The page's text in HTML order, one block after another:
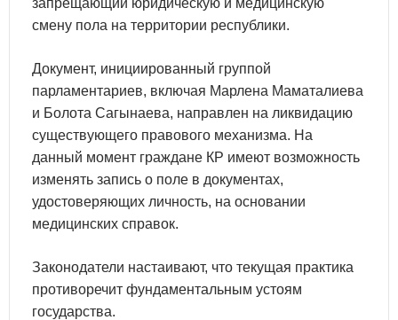
запрещающий юридическую и медицинскую
смену пола на территории республики.
Документ, инициированный группой
парламентариев, включая Марлена Маматалиева
и Болота Сагынаева, направлен на ликвидацию
существующего правового механизма. На
данный момент граждане КР имеют возможность
изменять запись о поле в документах,
удостоверяющих личность, на основании
медицинских справок.
Законодатели настаивают, что текущая практика
противоречит фундаментальным устоям
государства.